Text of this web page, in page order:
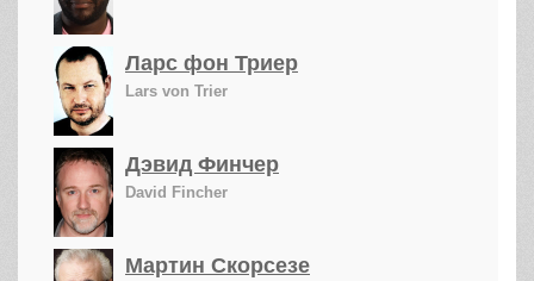
Ларс фон Триер
Lars von Trier
Дэвид Финчер
David Fincher
Мартин Скорсезе